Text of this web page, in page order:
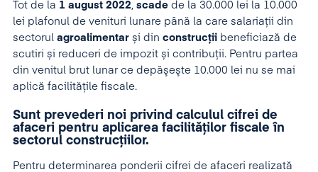
Tot de la 1 august 2022 scade de la 30.000 lei la 10.000
lei plafonul de venituri lunare până la care salariații din
sectorul agroalimentar și din construcții beneficiază de
scutiri și reduceri de impozit și contribuții. Pentru partea
din venitul brut lunar ce depăşeşte 10.000 lei nu se mai
aplică facilităţile fiscale.
Sunt prevederi noi privind calculul cifrei de
afaceri pentru aplicarea facilităților fiscale în
sectorul construcțiilor.
Pentru determinarea ponderii cifrei de afaceri realizată